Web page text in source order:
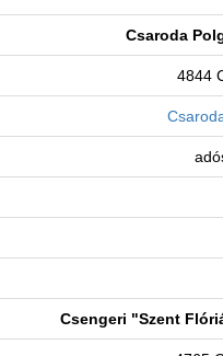
Csaroda
4844
Csengeri "Szent